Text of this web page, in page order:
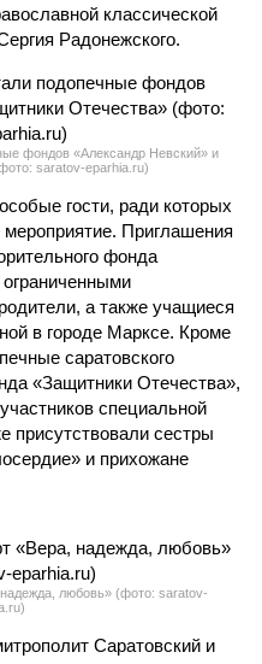
классической
Радонежского.
фондов «Александр Невский» и
saratov-eparhia.ru)
гости, ради которых
Приглашения
фонда
а также учащиеся
в городе Марксе. Кроме
саратовского
«Защитники Отечества»,
специальной
присутствовали сестры
и прихожане
любовь» (фото: saratov-
Саратовский и